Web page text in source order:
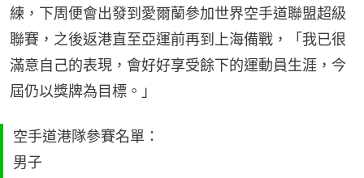
練，下周便會出發到愛爾蘭參加世界空手道聯盟超級
聯賽，之後返港直至亞運前再到上海備戰，「我已很
滿意自己的表現，會好好享受餘下的運動員生涯，今
屆仍以獎牌為目標。」
空手道港隊參賽名單：
男子